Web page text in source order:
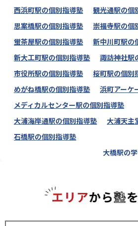
西浜町駅の個別指導塾
観光通駅の個
思案橋駅の個別指導塾
崇福寺駅の個
蛍茶屋駅の個別指導塾
新中川町駅の
新大工町駅の個別指導塾
諏訪神社駅
市役所駅の個別指導塾
桜町駅の個別
めがね橋駅の個別指導塾
浜町アーケ
メディカルセンター駅の個別指導塾
大浦海岸通駅の個別指導塾
大浦天主
石橋駅の個別指導塾
大橋駅の